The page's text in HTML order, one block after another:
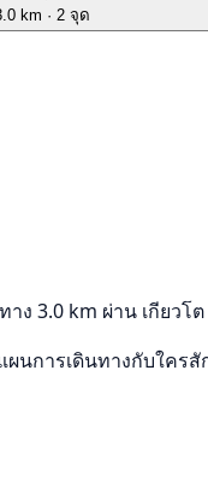
km · 2 จุด
ง 3.0 km ผ่าน เกีย
ผนการเดินทางกับใคร